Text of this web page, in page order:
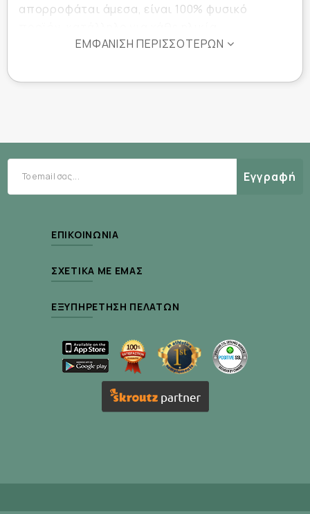
απορροφάται άμεσα, είναι 100% φυσικό
καθημερινή φθορά και γήρανση της
Ατμοσφαιρική ρύπανση
ʼγχος
Ηλιακή ακτινοβολία
Οξειδωτικό στρες
Καπνός τσιγάρου
Ιδιότητες
Αναγέννηση: Ενισχύει τους φυσικούς
ισχυρό αντιοξειδωτικό φιλμ προστασίας που
ΕΜΦΆΝΙΣΗ ΠΕΡΙΣΣΌΤΕΡΩΝ
Εγγραφή
ΕΠΙΚΟΙΝΩΝΊΑ
ΣΧΕΤΙΚΆ ΜΕ ΕΜΆΣ
ΕΞΥΠΗΡΈΤΗΣΗ ΠΕΛΑΤΏΝ